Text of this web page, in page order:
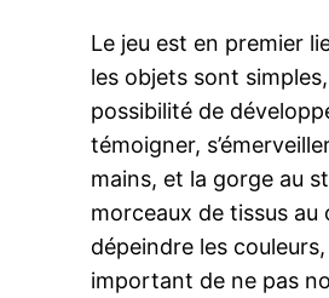
Le jeu est en premier
les objets sont
possibilité de
témoigner,
mains, et la gorge au
morceaux de tissus
dépeindre les
important de ne pas